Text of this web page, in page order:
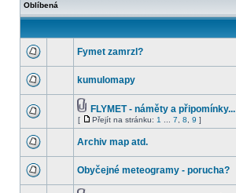
Oblíbená
Fymet zamrzl?
kumulomapy
FLYMET - náměty a připomínky...
[ Přejít na stránku: 1 7 8 9 ]
Archiv map atd.
Obyčejné meteogramy - porucha?